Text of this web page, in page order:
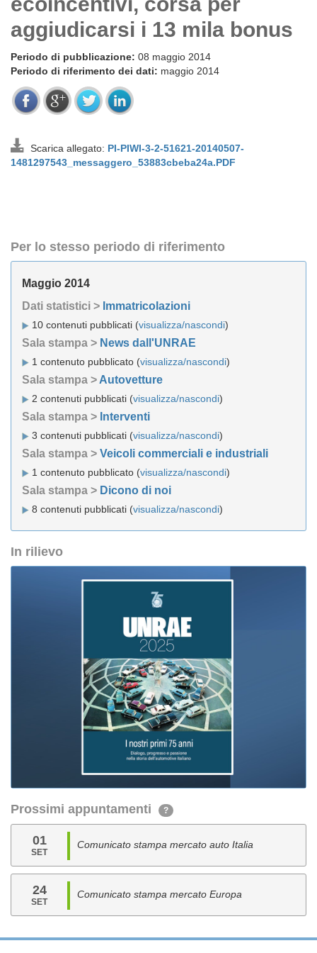
aggiudicarsi i 13 mila bonus
Periodo di pubblicazione: 08 maggio 2014
Periodo di riferimento dei dati: maggio 2014
Scarica allegato: PI-PIWI-3-2-51621-20140507-
1481297543_messaggero_53883cbeba24a.PDF
Per lo stesso periodo di riferimento
Maggio 2014
Dati statistici > Immatricolazioni
10 contenuti pubblicati (visualizza/nascondi)
Sala stampa > News dall'UNRAE
1 contenuto pubblicato (visualizza/nascondi)
Sala stampa > Autovetture
2 contenuti pubblicati (visualizza/nascondi)
Sala stampa > Interventi
3 contenuti pubblicati (visualizza/nascondi)
Sala stampa > Veicoli commerciali e industriali
1 contenuto pubblicato (visualizza/nascondi)
Sala stampa > Dicono di noi
8 contenuti pubblicati (visualizza/nascondi)
In rilievo
Prossimi appuntamenti ?
01
SET
Comunicato stampa mercato auto Italia
24
SET
Comunicato stampa mercato Europa